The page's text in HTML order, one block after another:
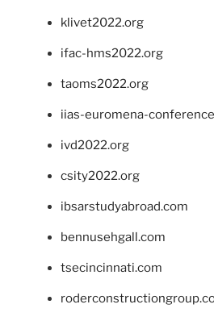
klivet2022.org
ifac-hms2022.org
taoms2022.org
iias-euromena-
ivd2022.org
csity2022.org
ibsarstudyabroad.com
bennusehgall.com
tsecincinnati.com